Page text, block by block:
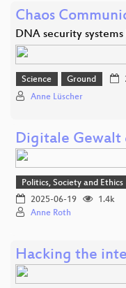
Chaos
DNA security
Science Ground
Anne Lüscher
Digitale Gewalt
Politics, Society and Ethics
2025-06-19
1.4k
Anne Roth
Hacking the